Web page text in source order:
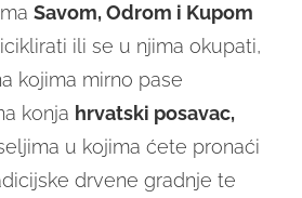
Savom, Odrom i Kupom
ili se u njima okupati,
kojima mirno pase
konja hrvatski posavac,
u kojima ćete pronaći
drvene gradnje te